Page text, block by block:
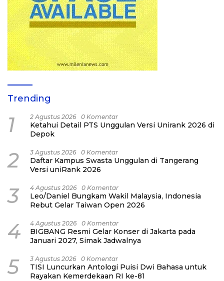
Trending
1 2 Agustus 2026 0 Komentar
Ketahui Detail PTS Unggulan Versi Unirank 2026 di
Depok
2 3 Agustus 2026 0 Komentar
Daftar Kampus Swasta Unggulan di Tangerang
Versi uniRank 2026
3 4 Agustus 2026 0 Komentar
Leo/Daniel Bungkam Wakil Malaysia, Indonesia
Rebut Gelar Taiwan Open 2026
4 4 Agustus 2026 0 Komentar
BIGBANG Resmi Gelar Konser di Jakarta pada
Januari 2027, Simak Jadwalnya
5 3 Agustus 2026 0 Komentar
TISI Luncurkan Antologi Puisi Dwi Bahasa untuk
Rayakan Kemerdekaan RI ke-81